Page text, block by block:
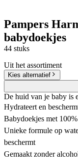
Pampers
babydoekjes
44 stuks
Uit het assortiment
Kies alternatief
De huid van je baby is
Hydrateert en
Babydoekjes met
Unieke formule op
beschermt
Gemaakt zonder